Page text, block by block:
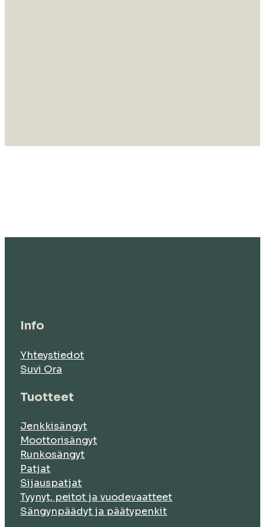
Info
Yhteystiedot
Suvi Ora
Tuotteet
Jenkkisängyt
Moottorisängyt
Runkosängyt
Patjat
Sijauspatjat
Tyynyt, peitot ja vuodevaatteet
Sängynpäädyt ja päätypenkit